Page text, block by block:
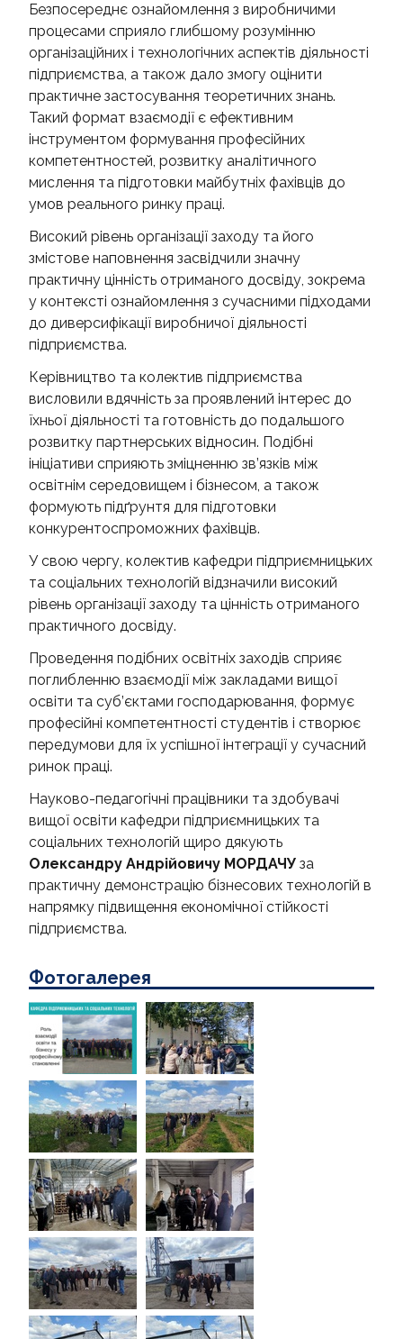
Безпосереднє ознайомлення з виробничими
процесами сприяло глибшому розумінню
організаційних і технологічних аспектів діяльності
підприємства, а також дало змогу оцінити
практичне застосування теоретичних знань.
Такий формат взаємодії є ефективним
інструментом формування професійних
компетентностей, розвитку аналітичного
мислення та підготовки майбутніх фахівців до
умов реального ринку праці.
Високий рівень організації заходу та його
змістове наповнення засвідчили значну
практичну цінність отриманого досвіду, зокрема
у контексті ознайомлення з сучасними підходами
до диверсифікації виробничої діяльності
підприємства.
Керівництво та колектив підприємства
висловили вдячність за проявлений інтерес до
їхньої діяльності та готовність до подальшого
розвитку партнерських відносин. Подібні
ініціативи сприяють зміцненню зв’язків між
освітнім середовищем і бізнесом, а також
формують підґрунтя для підготовки
конкурентоспроможних фахівців.
У свою чергу, колектив кафедри підприємницьких
та соціальних технологій відзначили високий
рівень організації заходу та цінність отриманого
практичного досвіду.
Проведення подібних освітніх заходів сприяє
поглибленню взаємодії між закладами вищої
освіти та суб’єктами господарювання, формує
професійні компетентності студентів і створює
передумови для їх успішної інтеграції у сучасний
ринок праці.
Науково-педагогічні працівники та здобувачі
вищої освіти кафедри підприємницьких та
соціальних технологій щиро дякують
Олександру Андрійовичу МОРДАЧУ за
практичну демонстрацію бізнесових технологій в
напрямку підвищення економічної стійкості
підприємства.
Фотогалерея